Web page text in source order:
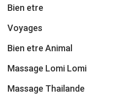
Bien etre
Voyages
Bien etre Animal
Massage Lomi Lomi
Massage Thailande